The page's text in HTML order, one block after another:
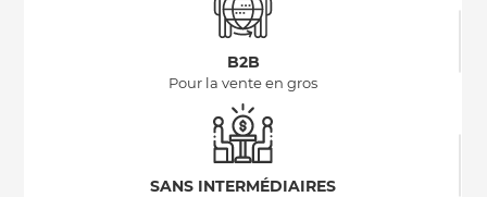
B2B
Pour la vente en gros
SANS INTERMÉDIAIRES